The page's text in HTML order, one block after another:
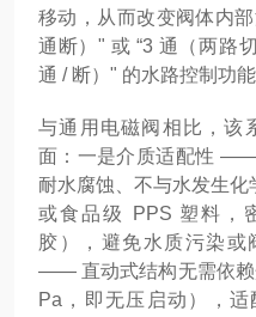
移动，从而改变阀体内
通断）" 或 “3 通（两路
通 / 断）" 的水路控制功能
与通用电磁阀相比，该
面：一是介质适配性 ——
耐水腐蚀、不与水发生
或食品级 PPS 塑料，
胶），避免水质污染或
—— 直动式结构无需依赖
Pa，即无压启动），